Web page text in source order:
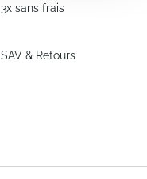
3x sans frais
SAV & Retours